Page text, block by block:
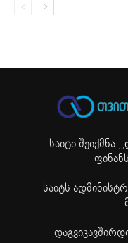
საიტი შეიქმნა ,
საიტს